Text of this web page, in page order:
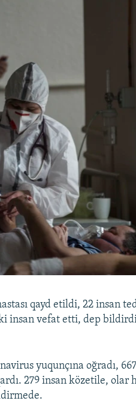
qayd etildi, 22 insan
insan vefat etti, dep
yuqunçına oğradı,
279 insan közetile, olar